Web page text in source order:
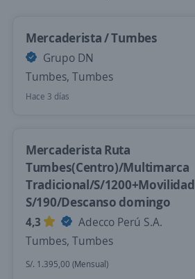
Mercaderista / Tumbes
Grupo DN
Tumbes, Tumbes
Hace 3 días
Mercaderista Ruta
Tumbes(Centro)/Multimarca
Tradicional/S/1200+Movilidad
S/190/Descanso domingo
4,3
Adecco Perú S.A.
Tumbes, Tumbes
S/. 1.395,00 (Mensual)